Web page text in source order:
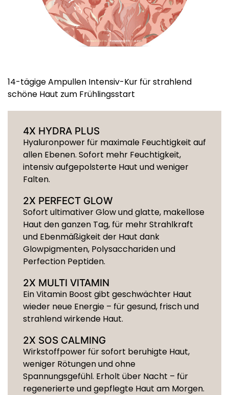
14-tägige Ampullen Intensiv-Kur für strahlend
schöne Haut zum Frühlingsstart
4X HYDRA PLUS
Hyaluronpower für maximale Feuchtigkeit auf
allen Ebenen. Sofort mehr Feuchtigkeit,
intensiv aufgepolsterte Haut und weniger
Falten.
2X PERFECT GLOW
Sofort ultimativer Glow und glatte, makellose
Haut den ganzen Tag, für mehr Strahlkraft
und Ebenmäßigkeit der Haut dank
Glowpigmenten, Polysacchariden und
Perfection Peptiden.
2X MULTI VITAMIN
Ein Vitamin Boost gibt geschwächter Haut
wieder neue Energie – für gesund, frisch und
strahlend wirkende Haut.
2X SOS CALMING
Wirkstoffpower für sofort beruhigte Haut,
weniger Rötungen und ohne
Spannungsgefühl. Erholt über Nacht – für
regenerierte und gepflegte Haut am Morgen.